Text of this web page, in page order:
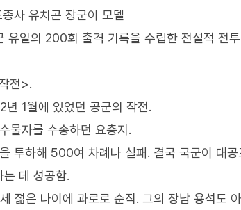
사 유치곤 장군이 모델
일의 200회 출격 기록을 수립한 전설적 전
전>.
1월에 있었던 공군의 작전.
물자를 수송하던 요충지.
투하해 500여 차례나 실패. 결국 국군이 대
데 성공함.
젊은 나이에 과로로 순직. 그의 장남 용석도